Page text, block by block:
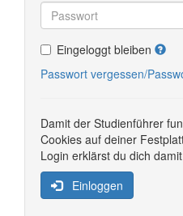
Eingeloggt bleiben
Passwort vergessen/
Damit der Studienführer
Cookies auf deiner
Login erklärst du dich
Einloggen